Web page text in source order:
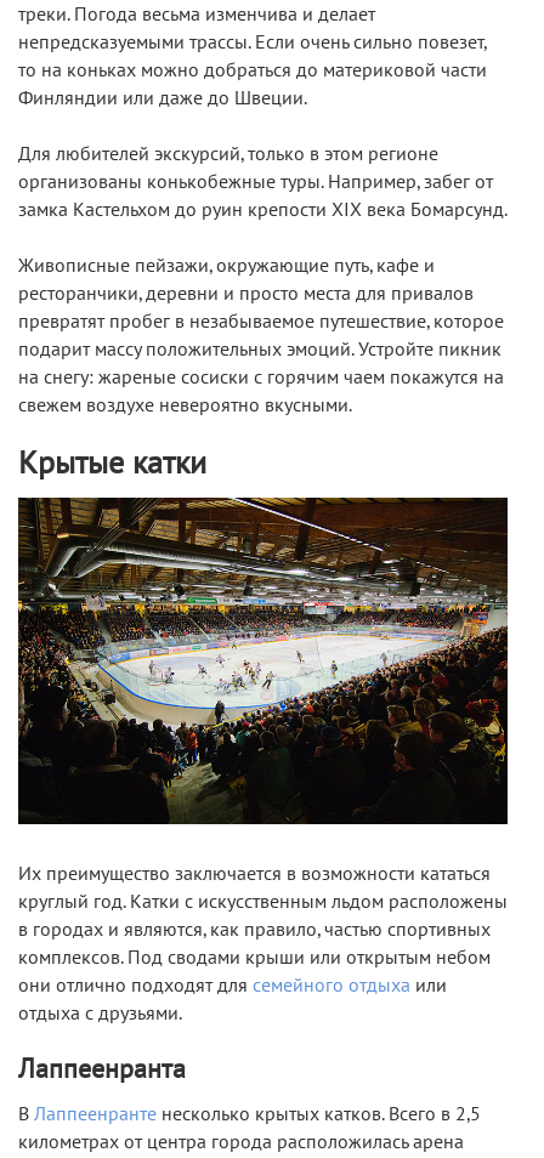
треки. Погода весьма изменчива и делает
непредсказуемыми трассы. Если очень сильно повезет,
то на коньках можно добраться до материковой части
Финляндии или даже до Швеции.
Для любителей экскурсий, только в этом регионе
организованы конькобежные туры. Например, забег от
замка Кастельхом до руин крепости ХIХ века Бомарсунд.
Живописные пейзажи, окружающие путь, кафе и
ресторанчики, деревни и просто места для привалов
превратят пробег в незабываемое путешествие, которое
подарит массу положительных эмоций. Устройте пикник
на снегу: жареные сосиски с горячим чаем покажутся на
свежем воздухе невероятно вкусными.
Крытые катки
Их преимущество заключается в возможности кататься
круглый год. Катки с искусственным льдом расположены
в городах и являются, как правило, частью спортивных
комплексов. Под сводами крыши или открытым небом
они отлично подходят для семейного отдыха или
отдыха с друзьями.
Лаппеенранта
В Лаппеенранте несколько крытых катков. Всего в 2,5
километрах от центра города расположилась арена